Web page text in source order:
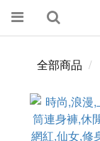
全部商品